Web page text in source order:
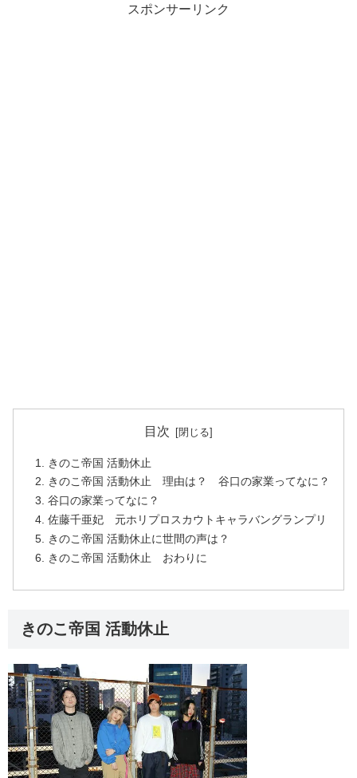
スポンサーリンク
目次
きのこ帝国 活動休止
きのこ帝国 活動休止 理由は？ 谷口の家業ってなに？
谷口の家業ってなに？
佐藤千亜妃 元ホリプロスカウトキャラバングランプリ
きのこ帝国 活動休止に世間の声は？
きのこ帝国 活動休止 おわりに
きのこ帝国 活動休止